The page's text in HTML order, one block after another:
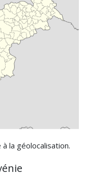
la géolocalisation.